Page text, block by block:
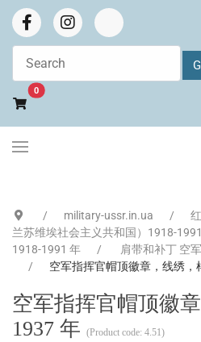
0Go to cart
military-ussr.in.ua
兰苏维埃社会主义共和国）1918-1991
1918-1991 年
肩带和补丁 空
空军指挥官帽顶徽章，线绣，
空军指挥官帽顶徽
1937 年 (Product code: 4.51)